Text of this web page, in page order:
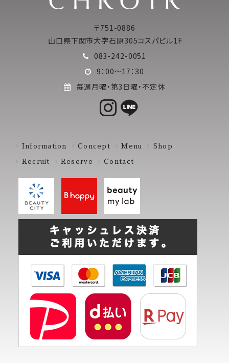
〒751-0886
山口県下関市大字石原305コスパビル1F
083-242-0051
9：00～17：30
毎週月曜・第3日曜・不定休
Information Concept Menu Shop
Recruit Reserve Contact